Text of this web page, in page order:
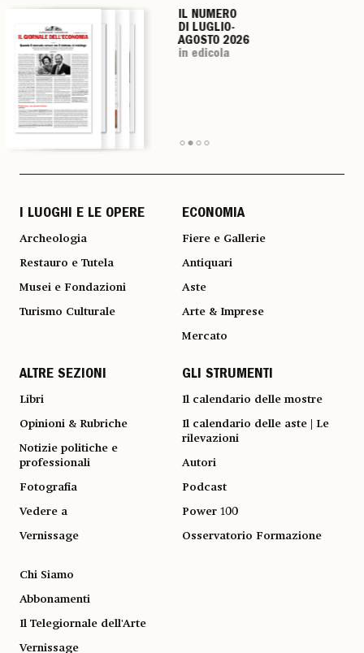
IL NUMERO
DI LUGLIO-
AGOSTO 2026
in edicola
IL NUMERO
DI LUGLIO-
AGOSTO 2026
in edicola
IL NUMERO
DI LUGLIO-
AGOSTO 2026
in edicola
IL NUMERO
DI LUGLIO-
AGOSTO 2026
in edicola
I LUOGHI E LE OPERE
Archeologia
Restauro e Tutela
Musei e Fondazioni
Turismo Culturale
ECONOMIA
Fiere e Gallerie
Antiquari
Aste
Arte & Imprese
Mercato
ALTRE SEZIONI
Libri
Opinioni & Rubriche
Notizie politiche e
professionali
Fotografia
Vedere a
Vernissage
GLI STRUMENTI
Il calendario delle mostre
Il calendario delle aste | Le
rilevazioni
Autori
Podcast
Power 100
Osservatorio Formazione
Chi Siamo
Abbonamenti
Il Telegiornale dell'Arte
Vernissage